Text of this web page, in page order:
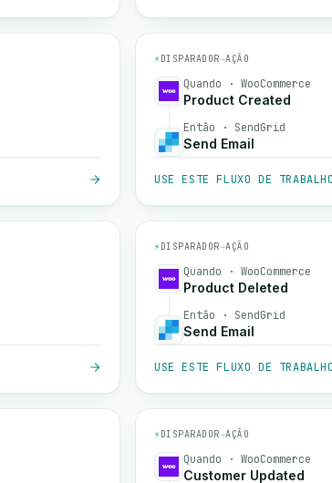
⚡ DISPARADOR→AÇÃO
Quando · WooCommerce
Product Created
Então · SendGrid
Send Email
USE ESTE FLUXO DE
⚡ DISPARADOR→AÇÃO
Quando · WooCommerce
Product Deleted
Então · SendGrid
Send Email
USE ESTE FLUXO DE
⚡ DISPARADOR→AÇÃO
Quando · WooCommerce
Customer Updated